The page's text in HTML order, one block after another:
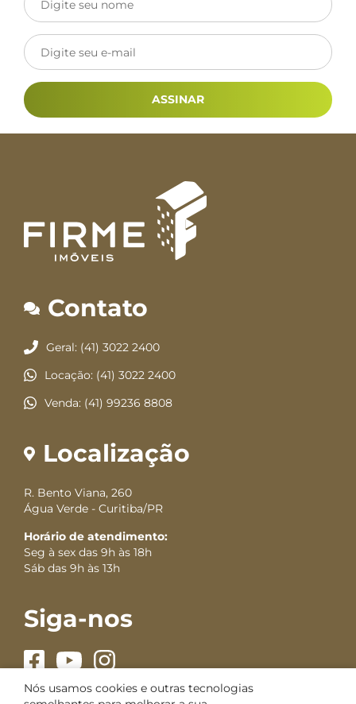
ASSINAR
Nós usamos cookies e outras tecnologias
Contato
Geral: (41) 3022 2400
Locação: (41) 3022 2400
Venda: (41) 99236 8808
Localização
R. Bento Viana, 260
Água Verde - Curitiba/PR
Horário de atendimento:
Seg à sex das 9h às 18h
Sáb das 9h às 13h
Siga-nos